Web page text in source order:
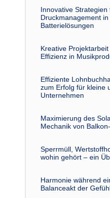
Innovative Strategien
Druckmanagement
Batterielösungen
Kreative
Effizienz in
Effiziente
zum Erfolg für kleine
Unternehmen
Maximierung des
Mechanik von
Sperrmüll,
wohin gehört – ein
Harmonie während
Balanceakt der